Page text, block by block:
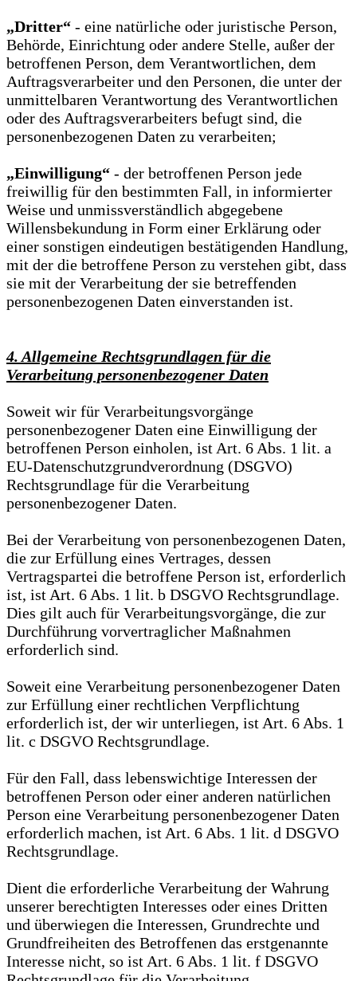
„Dritter“ - eine natürliche oder juristische Person,
Behörde, Einrichtung oder andere Stelle, außer der
betroffenen Person, dem Verantwortlichen, dem
Auftragsverarbeiter und den Personen, die unter der
unmittelbaren Verantwortung des Verantwortlichen
oder des Auftragsverarbeiters befugt sind, die
personenbezogenen Daten zu verarbeiten;
„Einwilligung“ - der betroffenen Person jede
freiwillig für den bestimmten Fall, in informierter
Weise und unmissverständlich abgegebene
Willensbekundung in Form einer Erklärung oder
einer sonstigen eindeutigen bestätigenden Handlung,
mit der die betroffene Person zu verstehen gibt, dass
sie mit der Verarbeitung der sie betreffenden
personenbezogenen Daten einverstanden ist.
4. Allgemeine Rechtsgrundlagen für die
Verarbeitung personenbezogener Daten
Soweit wir für Verarbeitungsvorgänge
personenbezogener Daten eine Einwilligung der
betroffenen Person einholen, ist Art. 6 Abs. 1 lit. a
EU-Datenschutzgrundverordnung (DSGVO)
Rechtsgrundlage für die Verarbeitung
personenbezogener Daten.
Bei der Verarbeitung von personenbezogenen Daten,
die zur Erfüllung eines Vertrages, dessen
Vertragspartei die betroffene Person ist, erforderlich
ist, ist Art. 6 Abs. 1 lit. b DSGVO Rechtsgrundlage.
Dies gilt auch für Verarbeitungsvorgänge, die zur
Durchführung vorvertraglicher Maßnahmen
erforderlich sind.
Soweit eine Verarbeitung personenbezogener Daten
zur Erfüllung einer rechtlichen Verpflichtung
erforderlich ist, der wir unterliegen, ist Art. 6 Abs. 1
lit. c DSGVO Rechtsgrundlage.
Für den Fall, dass lebenswichtige Interessen der
betroffenen Person oder einer anderen natürlichen
Person eine Verarbeitung personenbezogener Daten
erforderlich machen, ist Art. 6 Abs. 1 lit. d DSGVO
Rechtsgrundlage.
Dient die erforderliche Verarbeitung der Wahrung
unserer berechtigten Interesses oder eines Dritten
und überwiegen die Interessen, Grundrechte und
Grundfreiheiten des Betroffenen das erstgenannte
Interesse nicht, so ist Art. 6 Abs. 1 lit. f DSGVO